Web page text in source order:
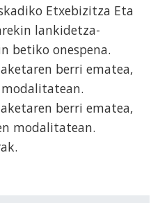
Etxebizitza Eta
lankidetza-
betiko onespena.
berri ematea,
berri ematea,
modalitatean.